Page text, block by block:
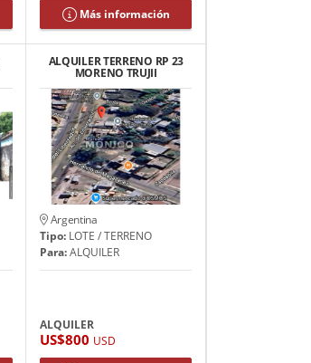
Más información
ALQUILER TERRENO RP 23
MORENO TRUJII
Argentina
Tipo: LOTE / TERRENO
Para:ALQUILER
ALQUILER
US$800 USD